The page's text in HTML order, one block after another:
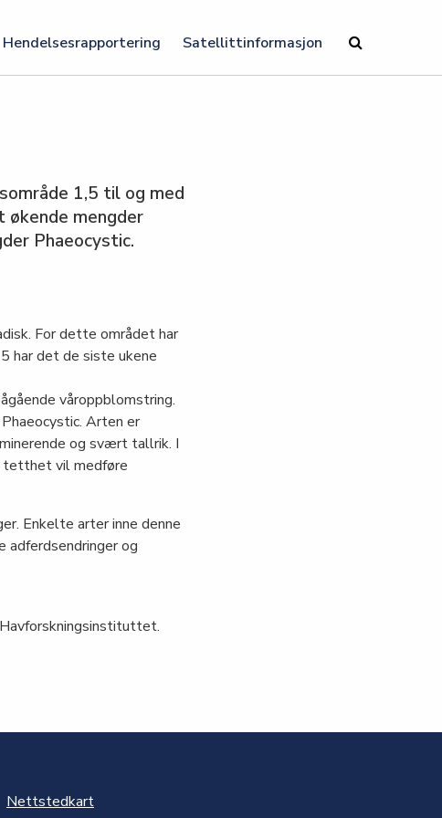
Hendelsesrapportering Satellittinformasjon
1,5 til og med
mengder
Phaeocystic.
For dette området har
har det de siste ukene
våroppblomstring.
Arten er
og svært tallrik. I
vil medføre
Enkelte arter inne denne
adferdsendringer og
Nettstedkart